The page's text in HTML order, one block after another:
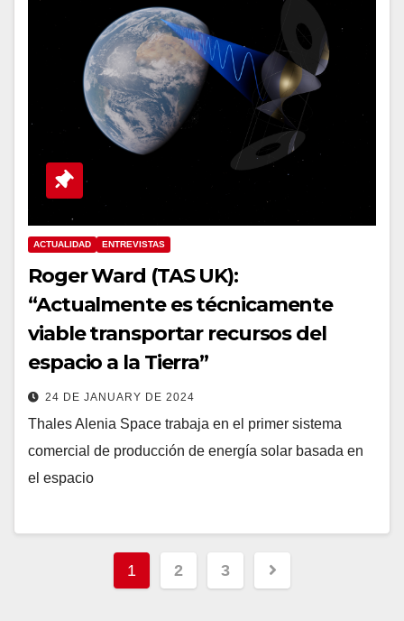
ACTUALIDAD ENTREVISTAS
Roger Ward (TAS UK):
“Actualmente es técnicamente
viable transportar recursos del
espacio a la Tierra”
24 DE JANUARY DE 2024
Thales Alenia Space trabaja en el primer sistema
comercial de producción de energía solar basada en
el espacio
1 2 3